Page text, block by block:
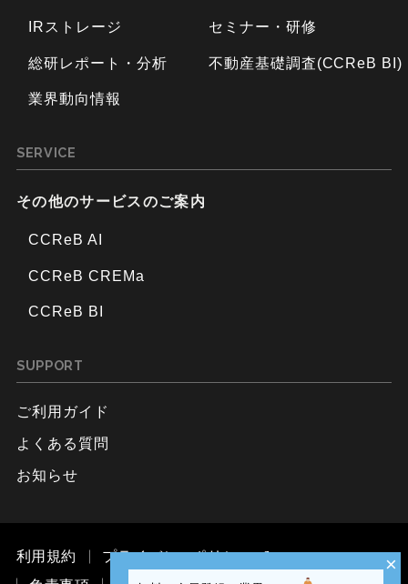
IRストレージ
総研レポート・分析
業界動向情報
セミナー・研修
不動産基礎調査(CCReB BI)
SERVICE
その他のサービスのご案内
CCReB AI
CCReB CREMa
CCReB BI
SUPPORT
ご利用ガイド
よくある質問
お知らせ
利用規約
プライバシーポリシー
×